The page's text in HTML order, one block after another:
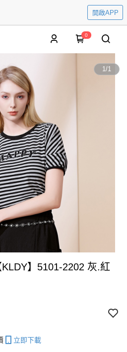
開啟APP
0
1/1
】5101-2202 灰.紅
立即下載